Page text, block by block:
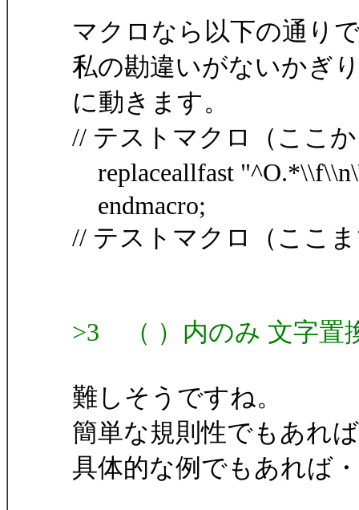
マクロなら以下の通り
私の勘違いがないかぎ
に動きます。
// テストマクロ（ここ
replaceallfast
endmacro;
// テストマクロ（ここ
>3 （ ）内のみ 文字置
難しそうですね。
簡単な規則性でもあれ
具体的な例でもあれば